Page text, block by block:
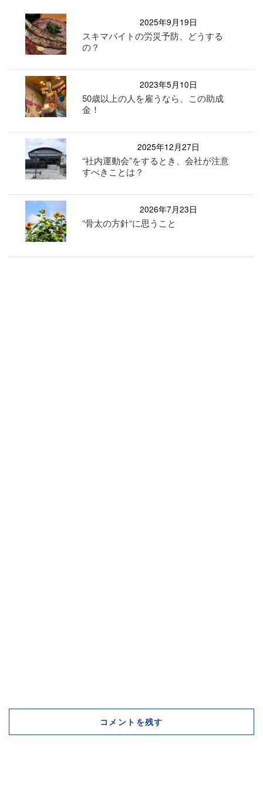
2025年9月19日
スキマバイトの労災予防、どうする
の？
2023年5月10日
50歳以上の人を雇うなら、この助成
金！
2025年12月27日
“社内運動会”をするとき、会社が注意
すべきことは？
2026年7月23日
“骨太の方針“に思うこと
コメントを残す